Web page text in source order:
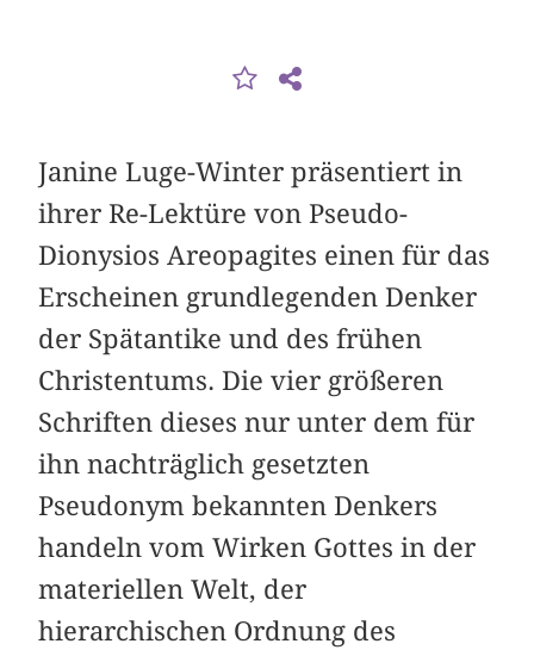
Janine Luge-Winter präsentiert in
ihrer Re-Lektüre von Pseudo-
Dionysios Areopagites einen für das
Erscheinen grundlegenden Denker
der Spätantike und des frühen
Christentums. Die vier größeren
Schriften dieses nur unter dem für
ihn nachträglich gesetzten
Pseudonym bekannten Denkers
handeln vom Wirken Gottes in der
materiellen Welt, der
hierarchischen Ordnung des